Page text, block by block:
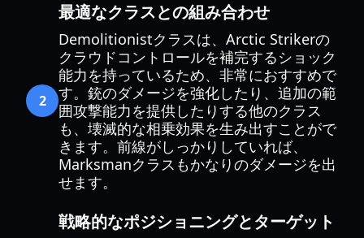
2
最適なクラスとの組み合わせ
Demolitionistクラスは、Arctic Strikerの
クラウドコントロールを補完するショック
能力を持っているため、非常におすすめで
す。銃のダメージを強化したり、追加の範
囲攻撃能力を提供したりする他のクラス
も、壊滅的な相乗効果を生み出すことがで
きます。前線がしっかりしていれば、
Marksmanクラスもかなりのダメージを出
せます。
戦略的なポジショニングとターゲット